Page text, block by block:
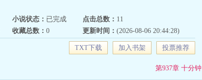
小说状态： 已完成 点击总数： 11
收藏总数： 0 更新时间： (2026-08-06 20:44:28)
TXT下载 加入书架 投票推荐
第937章 十分钟